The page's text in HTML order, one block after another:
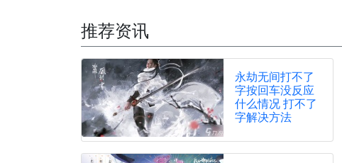
推荐资讯
永劫无间打不了
字按回车没反应
什么情况 打不了
字解决方法